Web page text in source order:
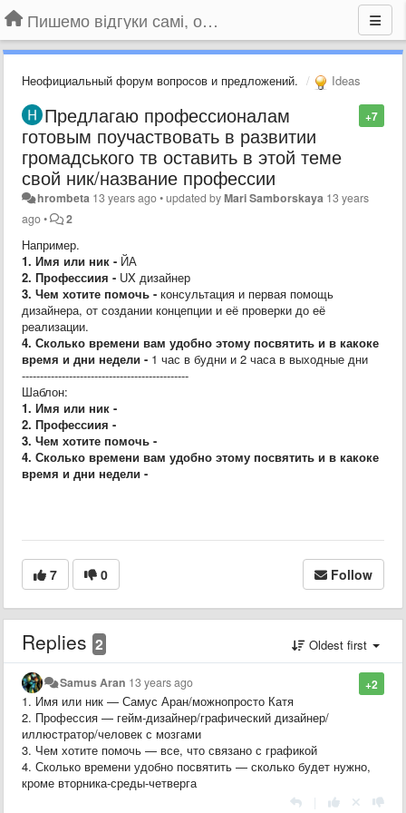
Пишемо відгуки самі, обговорюємо інші ідеї та пропозиції до Громадського Телебачення
Неофициальный форум вопросов и предложений. Ideas
+7
Предлагаю профессионалам
готовым поучаствовать в развитии
громадського тв оставить в этой теме
свой ник/название профессии
hrombeta 13 years ago•updated byMari Samborskaya 13 years
ago• 2
Например.
1. Имя или ник - ЙА
2. Профессиия - UX дизайнер
3. Чем хотите помочь - консультация и первая помощь
дизайнера, от создании концепции и её проверки до её
реализации.
4. Сколько времени вам удобно этому посвятить и в какоке
время и дни недели - 1 час в будни и 2 часа в выходные дни
----------------------------------------------
Шаблон:
1. Имя или ник -
2. Профессиия -
3. Чем хотите помочь -
4. Сколько времени вам удобно этому посвятить и в какоке
время и дни недели -
7 0 Follow
Replies 2 Oldest first
+2
Samus Aran 13 years ago
1. Имя или ник — Самус Аран/можнопросто Катя
2. Профессия — гейм-дизайнер/графический дизайнер/
иллюстратор/человек с мозгами
3. Чем хотите помочь — все, что связано с графикой
4. Сколько времени удобно посвятить — сколько будет нужно,
кроме вторника-среды-четверга